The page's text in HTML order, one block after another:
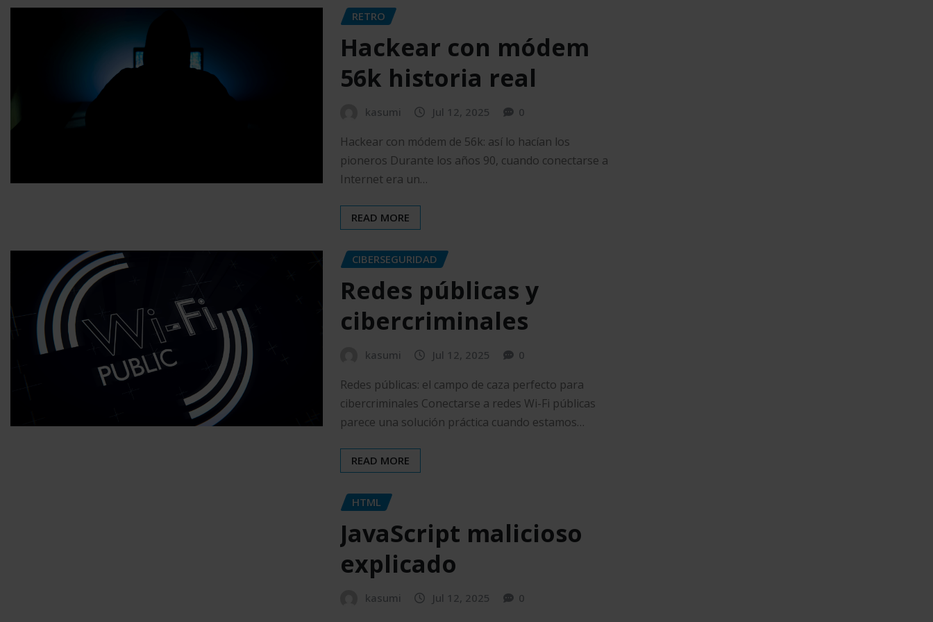
RETRO
Hackear con módem
56k historia real
kasumi Jul 12, 2025 0
Hackear con módem de 56k: así lo hacían los
pioneros Durante los años 90, cuando conectarse a
Internet era un…
READ MORE
CIBERSEGURIDAD
Redes públicas y
cibercriminales
kasumi Jul 12, 2025 0
Redes públicas: el campo de caza perfecto para
cibercriminales Conectarse a redes Wi-Fi públicas
parece una solución práctica cuando estamos…
READ MORE
HTML
JavaScript malicioso
explicado
kasumi Jul 12, 2025 0